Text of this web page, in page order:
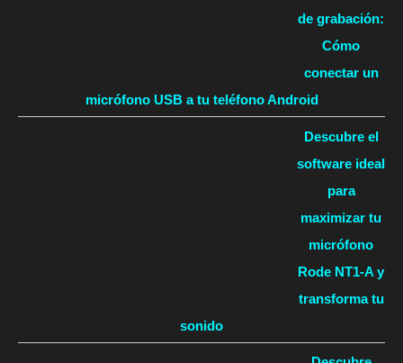
de grabación:
Cómo
conectar un
micrófono USB a tu teléfono Android
Descubre el
software ideal
para
maximizar tu
micrófono
Rode NT1-A y
transforma tu
sonido